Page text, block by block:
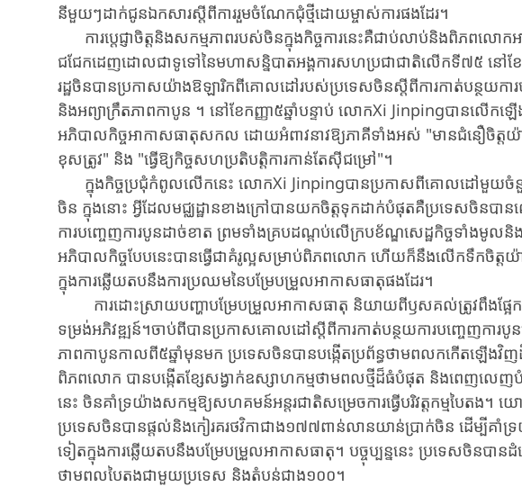
នីមួយៗ​ដាក់​ជូន​ឯកសារ​ស្តីពី​ការ​រួម​ចំណែក​ជុំ​ថ្មីដោយ​ម្ចាស់​ការ​ផង​ដែរ។
ការប្តេជ្ញា​ចិត្តនិងសកម្មភាពរបស់ចិនក្នុងកិច្ច​ការ​នេះគឺ​ជាប់​លាប់​និងពិភពលោក​
ជជែកដេញដោលជា​ទូទៅ​នៃ​មហា​សន្និបាតអង្គការ​សហ​ប្រជាជាតិលើកទី៧៥ នៅខ
រដ្ឋ​ចិន​បាន​ប្រ​កាស​យ៉ាង​ឱឡា​រិក​ពី​គោល​ដៅ​របស់​ប្រទេស​ចិន​ស្តីពី​ការកាត់​បន្ថយ
និង​អព្យាក្រឹតភាព​កាបូន ។ នៅខែកញ្ញា៥​ឆ្នាំ​បន្ទាប់ លោក​Xi​ Jinpingបានលើកឡើង​
អភិបាល​កិច្ច​អាកាស​ធាតុ​សកល​ ដោយអំពាវនាវឱ្យភាគីទាំងអស់ "មាន​ជំនឿចិត្ត​យ៉ា
ខុស​ត្រូវ" និង "ធ្វើឱ្យកិច្ចសហប្រតិបត្តិការកាន់តែស៊ីជម្រៅ"។
ក្នុង​កិច្ច​ប្រជុំ​កំពូល​លើក​នេះ លោក​Xi​ Jinpingបាន​ប្រកាស​ពី​គោល​ដៅ​មួយ​ចំនួ
ចិន ក្នុង​នោះ អ្វី​ដែល​មជ្ឈដ្ឋាន​ខាង​ក្រៅ​បាន​យក​ចិត្ត​ទុក​ដាក់​បំផុត​គឺ​ប្រទេស​ចិន​
ការ​បញ្ចេញ​ការ​បូន​ដាច់​ខាត ព្រម​ទាំង​គ្រប​ដណ្តប់​លើ​ក្រប​ខ័ណ្ឌ​សេដ្ឋកិច្ច​ទាំង​មូលនិ
អភិបាលកិច្ច​បែប​នេះ​បាន​ធ្វើ​ជា​គំរូ​ល្អ​សម្រាប់​ពិភពលោក ហើយ​ក៏​នឹង​លើក​ទឹក​ចិត្ត​
ក្នុង​ការ​ឆ្លើយ​តប​នឹង​ការ​ប្រឈម​នៃ​បម្រែ​បម្រួល​អាកាសធាតុផង​ដែរ។
ការ​ដោះ​ស្រាយ​បញ្ហា​បម្រែ​បម្រួល​អាកាស​ធាតុ និយាយ​ពី​ឫសគល់​ត្រូវ​ពឹង​ផ្អែ
ទម្រង់​អភិវឌ្ឍន៍។​ចាប់ពី​បាន​ប្រកាស​គោល​ដៅ​ស្តីពី​ការកាត់​បន្ថយការ​បញ្ចេញ​កា
ភាព​កាបូនកាល​ពី​៥​ឆ្នាំ​មុន​មក ប្រទេសចិនបានបង្កើត​ប្រព័ន្ធថាមពលកកើតឡើ
ពិភពលោក បាន​បង្កើតខ្សែសង្វាក់ឧស្សាហកម្មថាមពល​ថ្មី​ដ៏​ធំ​បំផុត និងពេញលេ
នេះ ចិនគាំទ្រ​យ៉ាងសកម្ម​ឱ្យ​សហគមន៍អន្តរជាតិសម្រេចការ​ធ្វើ​បរិវត្តកម្ម​បៃតង។
ប្រទេសចិនបានផ្តល់និងកៀរគរថវិកាជាង១៧៧​ពាន់​លាន​យាន់​ប្រាក់​ចិន​ ដើម្បី​គាំទ្
ទៀតក្នុងការ​ឆ្លើយ​តប​នឹង​បម្រែ​បម្រួល​អាកាសធាតុ។ បច្ចុប្បន្ននេះ ប្រទេសចិន​បា
ថាមពលបៃតងជាមួយប្រទេស និងតំបន់ជាង១០០។